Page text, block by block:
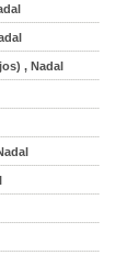
, Nadal